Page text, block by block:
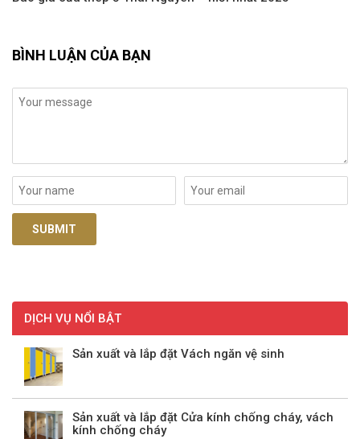
DỊCH VỤ NỔI BẬT
Sản xuất và lắp đặt Vách ngăn vệ sinh
Sản xuất và lắp đặt Cửa kính chống cháy, vách
kính chống cháy
BÌNH LUẬN CỦA BẠN